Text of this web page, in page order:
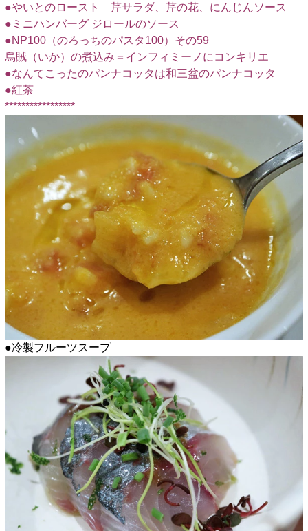
●やいとのロースト 芹サラダ、芹の花、にんじんソース
●ミニハンバーグ ジロールのソース
●NP100（のろっちのパスタ100）その59
烏賊（いか）の煮込み＝インフィミーノにコンキリエ
●なんてこったのパンナコッタは和三盆のパンナコッタ
●紅茶
*****************
●冷製フルーツスープ